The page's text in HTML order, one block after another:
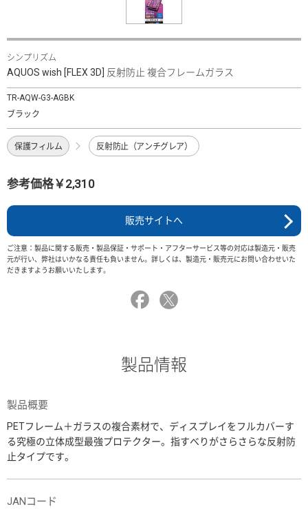
シンプリズム
AQUOS wish [FLEX 3D] 反射防止 複合フレームガラス
TR-AQW-G3-AGBK
ブラック
保護フィルム 反射防止（アンチグレア）
参考価格￥2,310
販売サイトへ
ご注意：製品に関する販売・製品保証・サポート・アフターサービス等の対応は製造元・販売
元が行い、弊社はいかなる責任も負いません。詳しくは、製造元・販売元にお問い合わせいた
だきますようお願いいたします。
製品情報
製品概要
PETフレーム＋ガラスの複合素材で、ディスプレイをフルカバーす
る究極の立体成型最強プロテクター。指すべりがさらさらな反射防
止タイプです。
JANコード